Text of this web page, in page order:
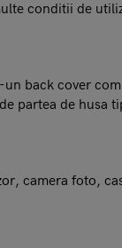
conditii de
back cover
partea de husa
camera foto,